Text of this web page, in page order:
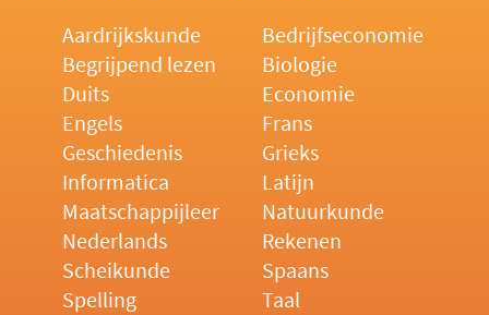
Aardrijkskunde
Bedrijfseconomie
Begrijpend lezen
Biologie
Duits
Economie
Engels
Frans
Geschiedenis
Grieks
Informatica
Latijn
Maatschappijleer
Natuurkunde
Nederlands
Rekenen
Scheikunde
Spaans
Spelling
Taal